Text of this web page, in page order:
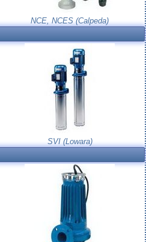
NCE, NCES (Calpeda)
SVI (Lowara)